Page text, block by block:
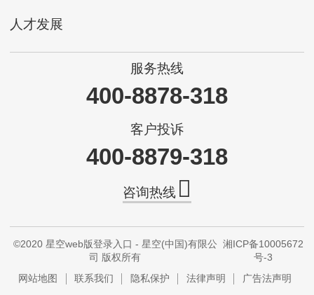
人才发展
服务热线
400-8878-318
客户投诉
400-8879-318
咨询热线
©2020 星空web版登录入口 - 星空(中国)有限公
司 版权所有
湘ICP备10005672
号-3
网站地图
联系我们 隐私保护 法律声明 广告法声明